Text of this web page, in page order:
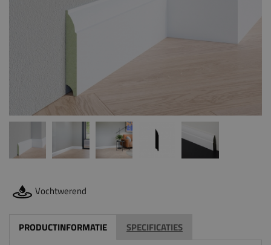
Vochtwerend
PRODUCTINFORMATIE SPECIFICATIES